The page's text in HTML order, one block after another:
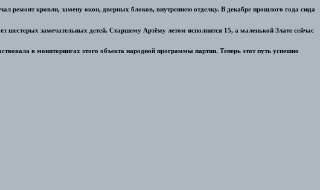
ремонт кровли, замену окон, дверных блоков, внутреннею отделку. В декабре прошлого года сюда
замечательных детей. Старшему Артёму летом исполнится 15, а маленькой Злате сейчас
в мониторингах этого объекта народной программы партии. Теперь этот путь успешно